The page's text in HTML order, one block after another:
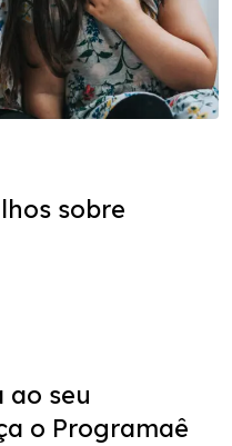
sobre
ao seu
o Programaê